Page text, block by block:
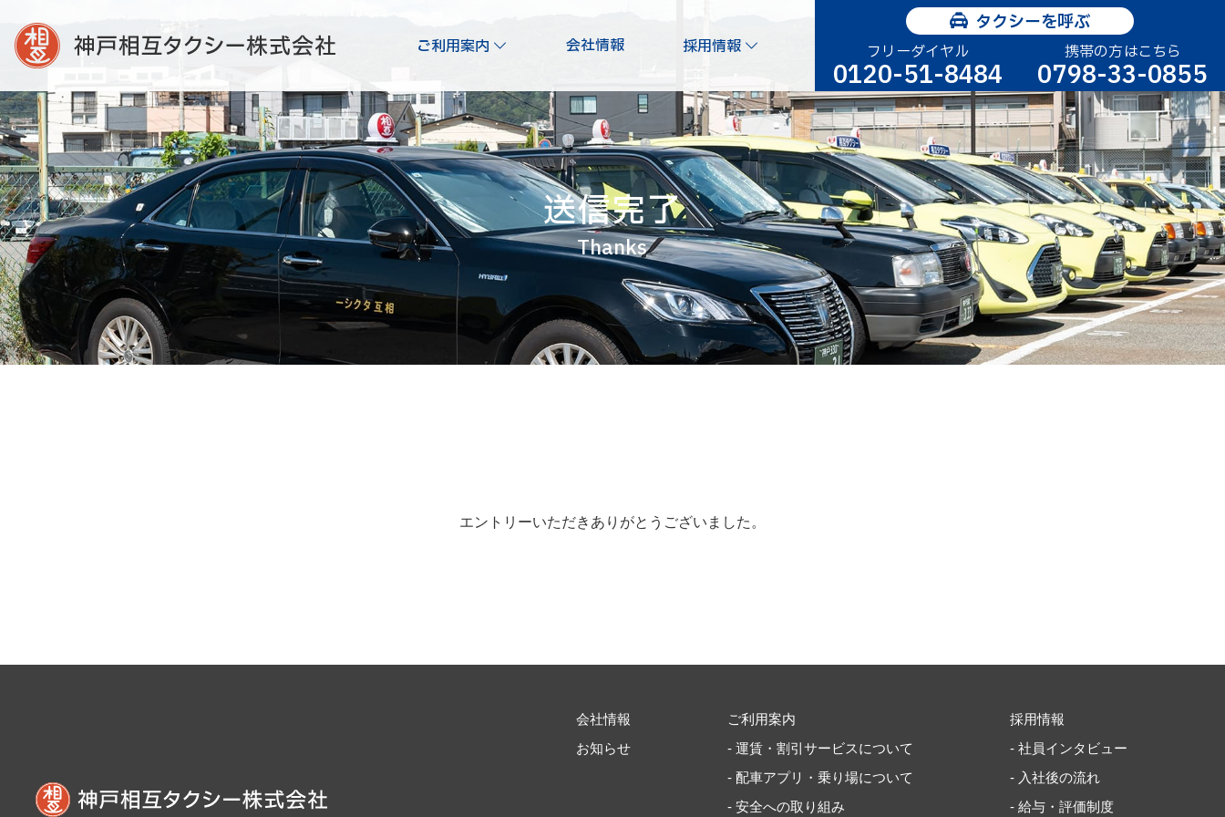
ご利用案内 会社情報 採用情報
タクシーを呼ぶ
フリーダイヤル
0120-51-8484
携帯の方はこちら
0798-33-0855
送信完了
Thanks
エントリーいただきありがとうございました。
会社情報
お知らせ
ご利用案内
- 運賃・割引サービスについて
- 配車アプリ・乗り場について
- 安全への取り組み
採用情報
- 社員インタビュー
- 入社後の流れ
- 給与・評価制度